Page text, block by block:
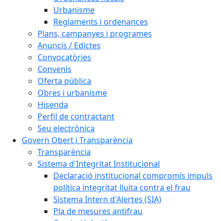
Urbanisme
Reglaments i ordenances
Plans, campanyes i programes
Anuncis / Edictes
Convocatòries
Convenis
Oferta pública
Obres i urbanisme
Hisenda
Perfil de contractant
Seu electrònica
Govern Obert i Transparència
Transparència
Sistema d'Integritat Institucional
Declaració institucional compromís impuls
política integritat lluita contra el frau
Sistema Intern d'Alertes (SIA)
Pla de mesures antifrau